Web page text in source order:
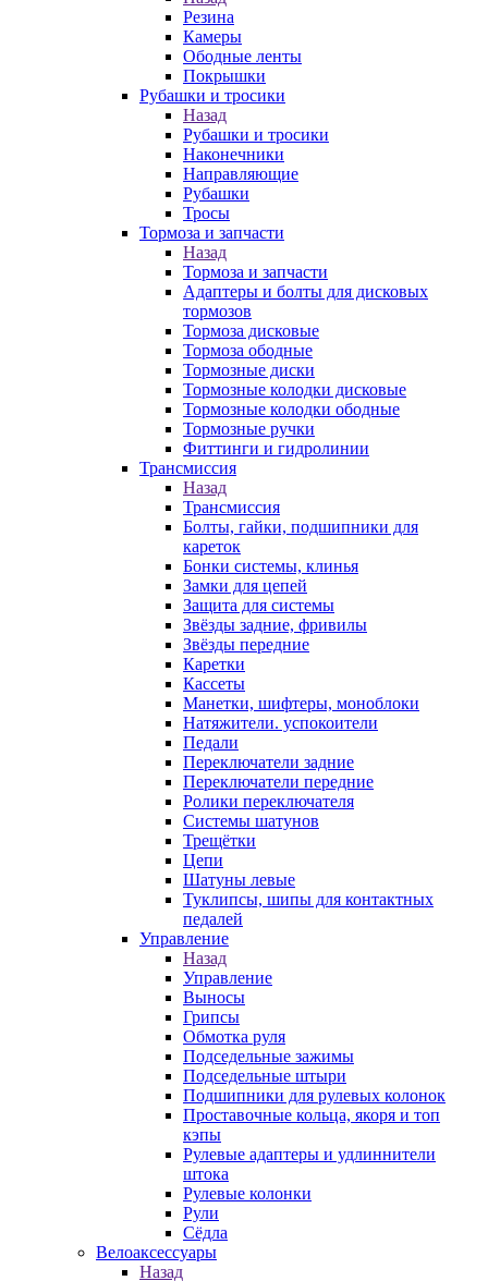
Резина
Камеры
Ободные ленты
Покрышки
Рубашки и тросики
Назад
Рубашки и тросики
Наконечники
Направляющие
Рубашки
Тросы
Тормоза и запчасти
Назад
Тормоза и запчасти
Адаптеры и болты для дисковых
тормозов
Тормоза дисковые
Тормоза ободные
Тормозные диски
Тормозные колодки дисковые
Тормозные колодки ободные
Тормозные ручки
Фиттинги и гидролинии
Трансмиссия
Назад
Трансмиссия
Болты, гайки, подшипники для
кареток
Бонки системы, клинья
Замки для цепей
Защита для системы
Звёзды задние, фривилы
Звёзды передние
Каретки
Кассеты
Манетки, шифтеры, моноблоки
Натяжители. успокоители
Педали
Переключатели задние
Переключатели передние
Ролики переключателя
Системы шатунов
Трещётки
Цепи
Шатуны левые
Туклипсы, шипы для контактных
педалей
Управление
Назад
Управление
Выносы
Грипсы
Обмотка руля
Подседельные зажимы
Подседельные штыри
Подшипники для рулевых колонок
Проставочные кольца, якоря и топ
кэпы
Рулевые адаптеры и удлиннители
штока
Рулевые колонки
Рули
Сёдла
Велоаксессуары
Назад